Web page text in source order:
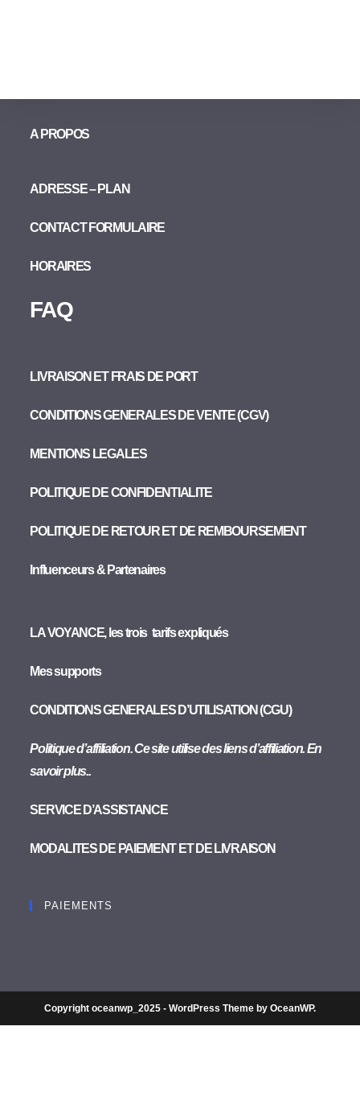
A PROPOS
ADRESSE – PLAN
CONTACT FORMULAIRE
HORAIRES
FAQ
LIVRAISON ET FRAIS DE PORT
CONDITIONS GENERALES DE VENTE (CGV)
MENTIONS LEGALES
POLITIQUE DE CONFIDENTIALITE
POLITIQUE DE RETOUR ET DE REMBOURSEMENT
Influenceurs & Partenaires
LA VOYANCE, les trois tarifs expliqués
Mes supports
CONDITIONS GENERALES D’UTILISATION (CGU)
Politique d’affiliation. Ce site utilise des liens d’affiliation. En
savoir plus..
SERVICE D’ASSISTANCE
MODALITES DE PAIEMENT ET DE LIVRAISON
PAIEMENTS
Copyright oceanwp_2025 - WordPress Theme by OceanWP.